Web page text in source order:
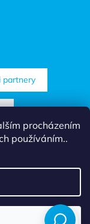
procházením
používáním..
čistírnu.
partnery
vyhrazena.